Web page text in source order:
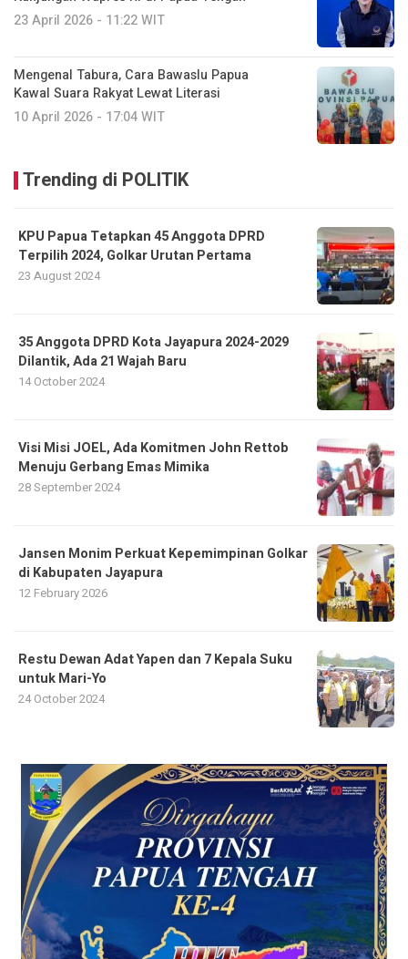
23 April 2026 - 11:22 WIT
Mengenal Tabura, Cara Bawaslu Papua
Kawal Suara Rakyat Lewat Literasi
10 April 2026 - 17:04 WIT
Trending di POLITIK
KPU Papua Tetapkan 45 Anggota DPRD
Terpilih 2024, Golkar Urutan Pertama
23 August 2024
35 Anggota DPRD Kota Jayapura 2024-2029
Dilantik, Ada 21 Wajah Baru
14 October 2024
Visi Misi JOEL, Ada Komitmen John Rettob
Menuju Gerbang Emas Mimika
28 September 2024
Jansen Monim Perkuat Kepemimpinan Golkar
di Kabupaten Jayapura
12 February 2026
Restu Dewan Adat Yapen dan 7 Kepala Suku
untuk Mari-Yo
24 October 2024